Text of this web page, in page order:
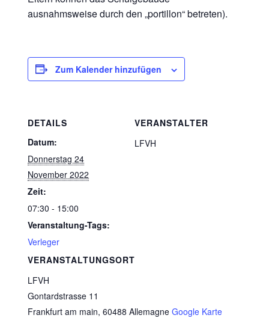
ausnahmsweise durch den „portillon“ betreten).
Zum Kalender hinzufügen
DETAILS
Datum:
Donnerstag 24
November 2022
Zeit:
07:30 - 15:00
Veranstaltung-Tags:
Verleger
VERANSTALTUNGSORT
LFVH
Gontardstrasse 11
Frankfurt am main, 60488 Allemagne Google Karte
VERANSTALTER
LFVH